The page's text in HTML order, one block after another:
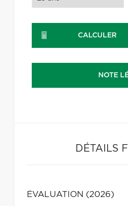
CALCULER
NOTE
DÉTAILS
ÉVALUATION (2026)